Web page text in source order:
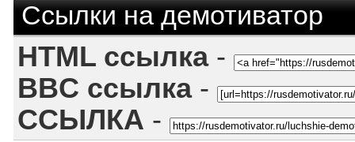
Ссылки на демотиватор
HTML ссылка-
BBC ссылка-
ССЫЛКА -